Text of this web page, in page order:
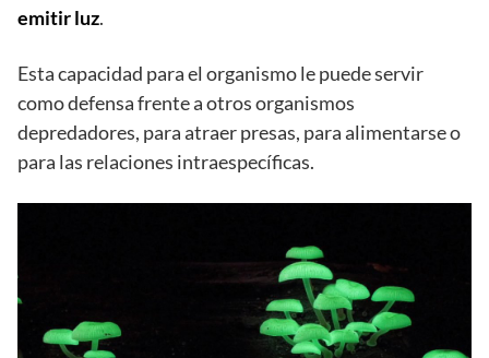
emitir luz.
Esta capacidad para el organismo le puede servir
como defensa frente a otros organismos
depredadores, para atraer presas, para alimentarse o
para las relaciones intraespecíficas.